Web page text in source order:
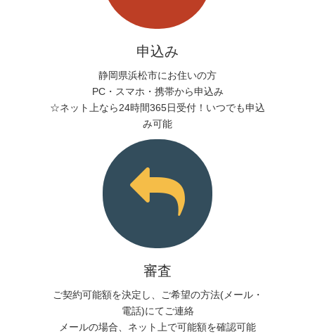
申込み
静岡県浜松市にお住いの方
PC・スマホ・携帯から申込み
☆ネット上なら24時間365日受付！いつでも申込
み可能
審査
ご契約可能額を決定し、ご希望の方法(メール・
電話)にてご連絡
メールの場合、ネット上で可能額を確認可能